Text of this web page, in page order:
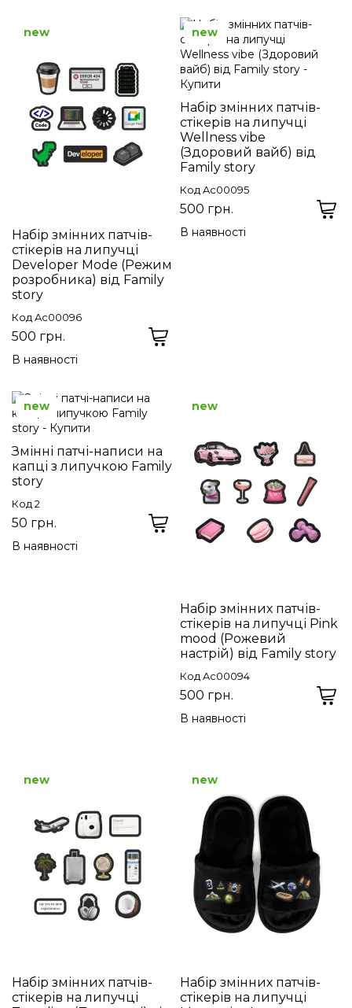
Набір змінних патчів-
стікерів на липучці
Developer Mode (Режим
розробника) від Family
story
Код Ac00096
500 грн.
В наявності
new
Набір змінних патчів-
стікерів на липучці
Wellness vibe
(Здоровий вайб) від
Family story
Код Ac00095
500 грн.
В наявності
new
Змінні патчі-написи на
капці з липучкою Family
story
Код 2
50 грн.
В наявності
new
Набір змінних патчів-
стікерів на липучці Pink
mood (Рожевий
настрій) від Family story
Код Ac00094
500 грн.
В наявності
new
Набір змінних патчів-
стікерів на липучці
new
Набір змінних патчів-
стікерів на липучці
new